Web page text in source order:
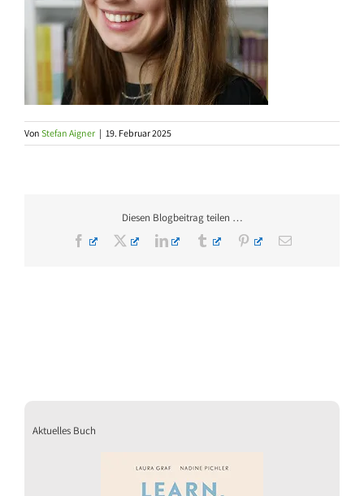
Von Stefan Aigner | 19. Februar 2025
Diesen Blogbeitrag teilen …
Facebook
X LinkedInTumblr PinterestE-
Aktuelles Buch